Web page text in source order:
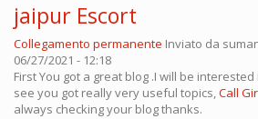
jaipur Escort
Collegamento permanente Inviato da
06/27/2021 - 12:18
First You got a great blog .I will be
see you got really very useful topics,Call
always checking your blog thanks.